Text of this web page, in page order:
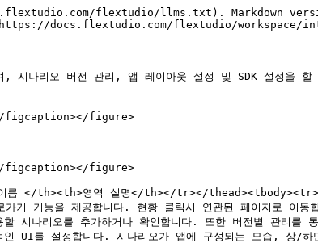
flextudio/llms.txt). Markdown
docs.flextudio.com/flextudio/workspace/
나리오 버전 관리, 앱 레이아웃 설정 및 SDK 설정을 할
figcaption></figure>
figcaption></figure>
</th><th>영역 설명</th></tr></
기 기능을 제공합니다. 현황 클릭시 연관된 페이지로
시나리오를 추가하거나 확인합니다. 또한 버전별 관리
UI를 설정합니다. 시나리오가 앱에 구성되는 모습, 상/